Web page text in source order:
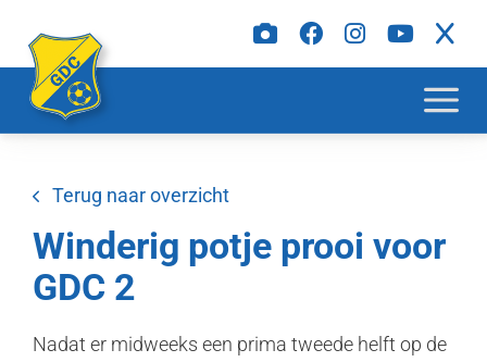
Terug naar overzicht
Winderig potje prooi voor
GDC 2
Nadat er midweeks een prima tweede helft op de